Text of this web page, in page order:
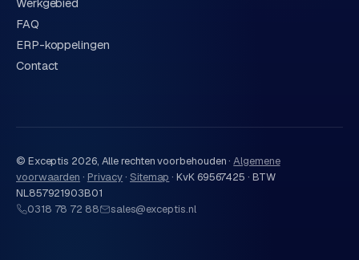
FAQ
ERP-koppelingen
Contact
© Exceptis 2026, Alle rechten voorbehouden · Algemene
voorwaarden · Privacy· Sitemap ·KvK 69567425 · BTW
NL857921903B01
0318 78 72 88
sales@exceptis.nl